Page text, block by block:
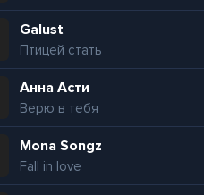
Galust
Птицей стать
Анна Асти
Верю в тебя
Mona Songz
Fall in love